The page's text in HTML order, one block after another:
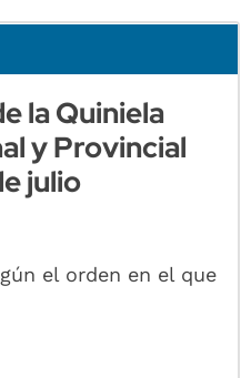
la Quiniela
y Provincial
julio
el orden en el que